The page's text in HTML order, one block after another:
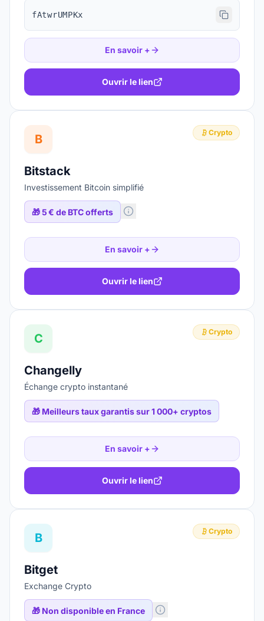
fAtwrUMPKx
En savoir +
Ouvrir le lien
B Crypto
Bitstack
Investissement Bitcoin simplifié
🎁5 € de BTC offerts
En savoir +
Ouvrir le lien
C Crypto
Changelly
Échange crypto instantané
🎁 Meilleurs taux garantis sur 1 000+ cryptos
En savoir +
Ouvrir le lien
B Crypto
Bitget
Exchange Crypto
🎁 Non disponible en France